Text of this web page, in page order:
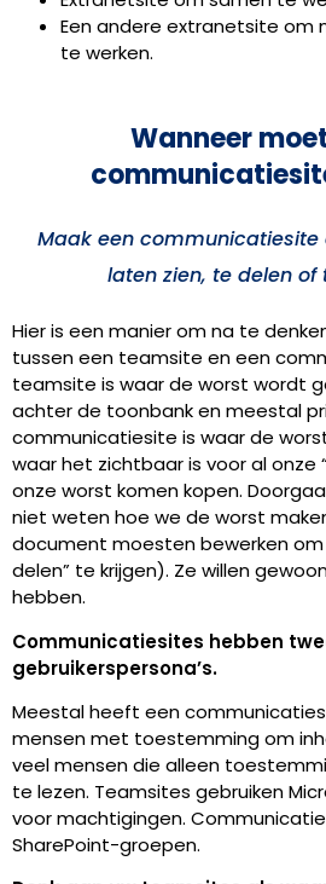
Een andere extranetsite om
te werken.
Wanneer
Maak een
laten zien, te delen of
Hier is een manier om na te
tussen een teamsite en een
teamsite is waar de worst wordt
achter de toonbank en meestal
communicatiesite is waar de
waar het zichtbaar is voor al onze
onze worst komen kopen.
niet weten hoe we de worst
document moesten bewerken
delen” te krijgen). Ze willen
hebben.
Communicatiesites hebben
gebruikerspersona’s.
Meestal heeft een
mensen met toestemming om
veel mensen die alleen
te lezen. Teamsites gebruiken
voor machtigingen.
SharePoint-groepen.